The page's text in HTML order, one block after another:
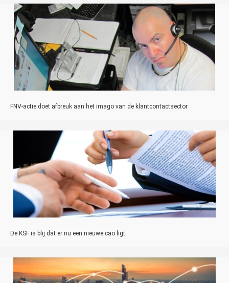
FNV-actie doet afbreuk aan het imago van de klantcontactsector
De KSF is blij dat er nu een nieuwe cao ligt.